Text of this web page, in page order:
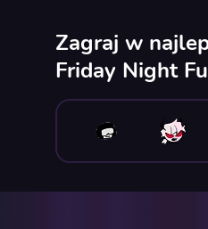
Zagraj w
Friday Night